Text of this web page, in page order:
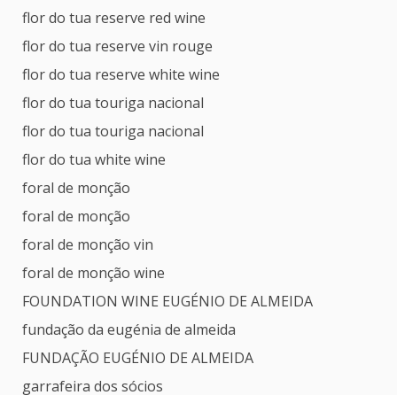
flor do tua reserve red wine
flor do tua reserve vin rouge
flor do tua reserve white wine
flor do tua touriga nacional
flor do tua touriga nacional
flor do tua white wine
foral de monção
foral de monção
foral de monção vin
foral de monção wine
FOUNDATION WINE EUGÉNIO DE ALMEIDA
fundação da eugénia de almeida
FUNDAÇÃO EUGÉNIO DE ALMEIDA
garrafeira dos sócios